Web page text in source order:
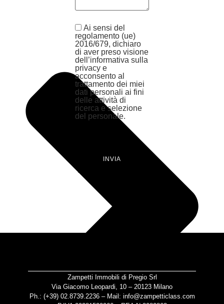
Ai sensi del
regolamento (ue)
2016/679, dichiaro
di aver preso visione
dell’informativa sulla
privacy e
acconsento al
trattamento dei miei
dati personali ai fini
delle attività di
ricerca e selezione
del personale.
INVIA
Zampetti Immobili di Pregio Srl
Via Giacomo Leopardi, 10 – 20123 Milano
Ph.: (+39) 02.8739.2236– Mail: info@zampetticlass.com